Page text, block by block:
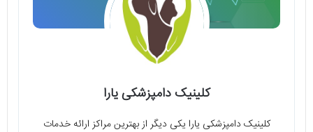
کلینیک دامپزشکی یارا
کلینیک دامپزشکی یارا یکی دیگر از بهترین مراکز ارائه خدمات